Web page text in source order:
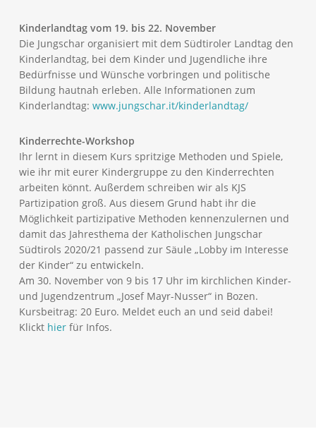
Kinderlandtag vom 19. bis 22. November
Die Jungschar organisiert mit dem Südtiroler Landtag den
Kinderlandtag, bei dem Kinder und Jugendliche ihre
Bedürfnisse und Wünsche vorbringen und politische
Bildung hautnah erleben. Alle Informationen zum
Kinderlandtag: www.jungschar.it/kinderlandtag/
Kinderrechte-Workshop
Ihr lernt in diesem Kurs spritzige Methoden und Spiele,
wie ihr mit eurer Kindergruppe zu den Kinderrechten
arbeiten könnt. Außerdem schreiben wir als KJS
Partizipation groß. Aus diesem Grund habt ihr die
Möglichkeit partizipative Methoden kennenzulernen und
damit das Jahresthema der Katholischen Jungschar
Südtirols 2020/21 passend zur Säule „Lobby im Interesse
der Kinder“ zu entwickeln.
Am 30. November von 9 bis 17 Uhr im kirchlichen Kinder-
und Jugendzentrum „Josef Mayr-Nusser“ in Bozen.
Kursbeitrag: 20 Euro. Meldet euch an und seid dabei!
Klickt hierfür Infos.